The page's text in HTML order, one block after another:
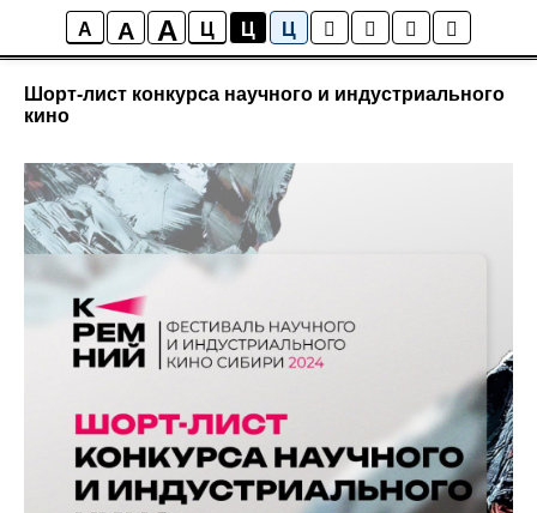
A A A Ц Ц Ц
Новости фестиваля «Кремний»
Шорт-лист конкурса научного и индустриального
кино